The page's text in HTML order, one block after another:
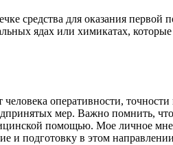
средства для оказания
ядах или химикатах,
человека оперативности,
мер. Важно помнить,
помощью. Мое личное
и подготовку в этом